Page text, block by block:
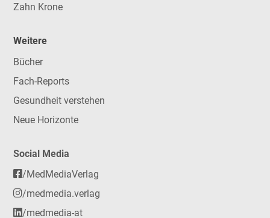
Zahn Krone
Weitere
Bücher
Fach-Reports
Gesundheit verstehen
Neue Horizonte
Social Media
/MedMediaVerlag
/medmedia.verlag
/medmedia-at